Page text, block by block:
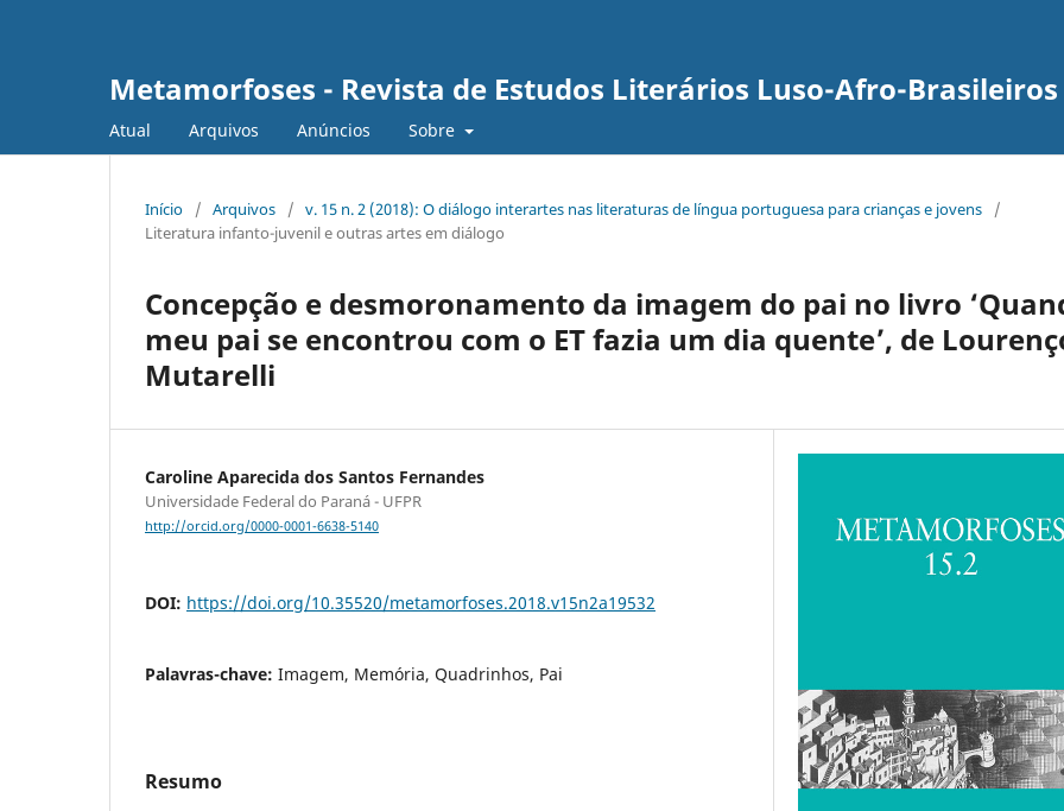
Metamorfoses - Revista de Estudos Literários Luso-Afro-Brasileiros
Atual Arquivos Anúncios Sobre
Início / Arquivos / v. 15 n. 2 (2018): O diálogo interartes nas literaturas de língua portuguesa para crianças e jovens
/
Literatura infanto-juvenil e outras artes em diálogo
Concepção e desmoronamento da imagem do pai no livro
meu pai se encontrou com o ET fazia um dia quente’, de
Mutarelli
Caroline Aparecida dos Santos Fernandes
Universidade Federal do Paraná - UFPR
http://orcid.org/0000-0001-6638-5140
DOI: https://doi.org/10.35520/metamorfoses.2018.v15n2a19532
Palavras-chave: Imagem, Memória, Quadrinhos, Pai
Resumo